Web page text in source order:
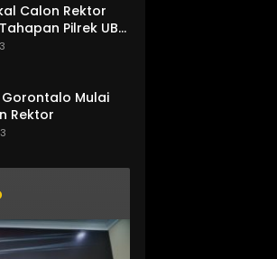
Calon Rektor
Pilrek UBM
Seru
Gorontalo Mulai
Rektor